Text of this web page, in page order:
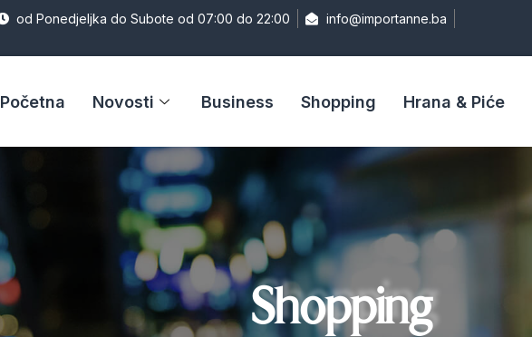
od Ponedjeljka do Subote od 07:00 do 22:00
info@importanne.ba
Početna Novosti Business Shopping Hrana & Piće
Shopping